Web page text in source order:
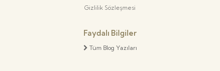
Gizlilik Sözleşmesi
Faydalı Bilgiler
Tüm Blog Yazıları